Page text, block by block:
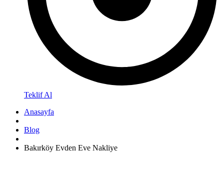
Teklif Al
Anasayfa
Blog
Bakırköy Evden Eve Nakliye